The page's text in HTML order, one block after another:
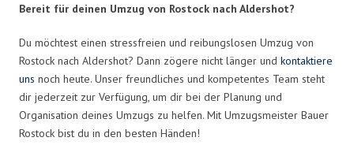
Bereit für deinen Umzug von Rostock nach Aldershot?
Du möchtest einen stressfreien und reibungslosen Umzug von
Rostock nach Aldershot? Dann zögere nicht länger und kontaktiere
uns noch heute. Unser freundliches und kompetentes Team steht
dir jederzeit zur Verfügung, um dir bei der Planung und
Organisation deines Umzugs zu helfen. Mit Umzugsmeister Bauer
Rostock bist du in den besten Händen!